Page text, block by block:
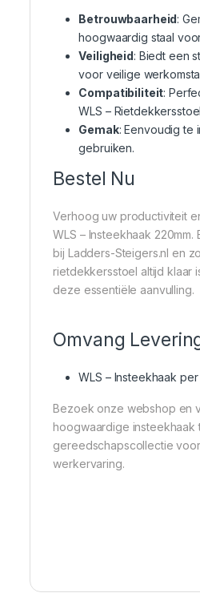
Betrouwbaarheid:
hoogwaardig staal
Veiligheid: Biedt een
voor veilige
Compatibiliteit:
WLS –
Gemak: Eenvoudig te
gebruiken.
Bestel Nu
Verhoog uw productiviteit
WLS – Insteekhaak
bij Ladders-Steigers.nl en
rietdekkersstoel altijd klaar
deze essentiële aanvulling.
Omvang
WLS – Insteekhaak
Bezoek onze webshop en
hoogwaardige insteekhaak
gereedschapscollectie
werkervaring.